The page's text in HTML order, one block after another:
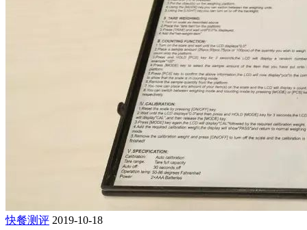
快餐测评 2019-10-18